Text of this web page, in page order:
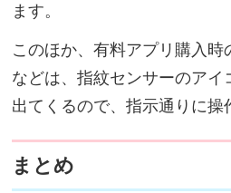
ます。
このほか、有料アプリ購入時
などは、指紋センサーのアイ
出てくるので、指示通りに操
まとめ